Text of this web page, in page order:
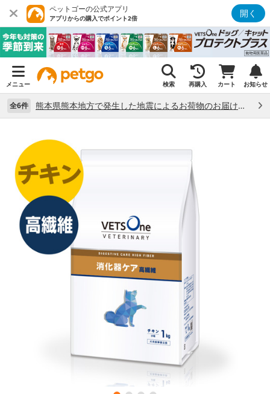
ペットゴーの公式アプリ
アプリからの購入でポイント2倍 開く
メニュー 検索 再購入 カート お知らせ
全6件 熊本県熊本地方で発生した地震によるお荷物のお届け状況について （7/28）